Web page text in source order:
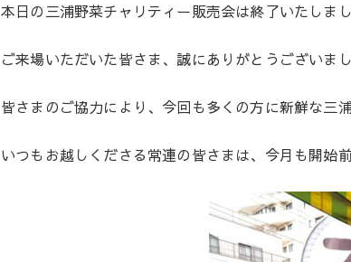
本日の三浦野菜チャリティー販売会は終了いたしま
ご来場いただいた皆さま、誠にありがとうございまし
皆さまのご協力により、今回も多くの方に新鮮な三
いつもお越しくださる常連の皆さまは、今月も開始